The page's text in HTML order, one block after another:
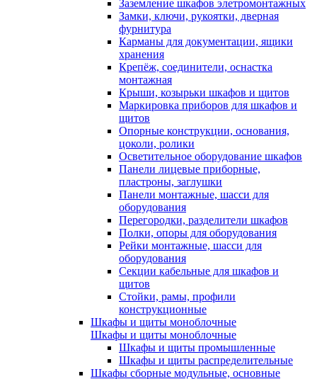
Заземление шкафов элетромонтажных
Замки, ключи, рукоятки, дверная
фурнитура
Карманы для документации, ящики
хранения
Крепёж, соединители, оснастка
монтажная
Крыши, козырьки шкафов и щитов
Маркировка приборов для шкафов и
щитов
Опорные конструкции, основания,
цоколи, ролики
Осветительное оборудование шкафов
Панели лицевые приборные,
пластроны, заглушки
Панели монтажные, шасси для
оборудования
Перегородки, разделители шкафов
Полки, опоры для оборудования
Рейки монтажные, шасси для
оборудования
Секции кабельные для шкафов и
щитов
Стойки, рамы, профили
конструкционные
Шкафы и щиты моноблочные
Шкафы и щиты моноблочные
Шкафы и щиты промышленные
Шкафы и щиты распределительные
Шкафы сборные модульные, основные